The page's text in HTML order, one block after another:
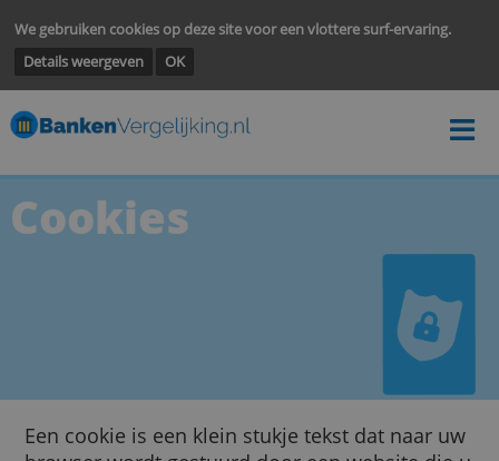
We gebruiken cookies op deze site voor een vlottere surf-
Details weergeven
Cookies